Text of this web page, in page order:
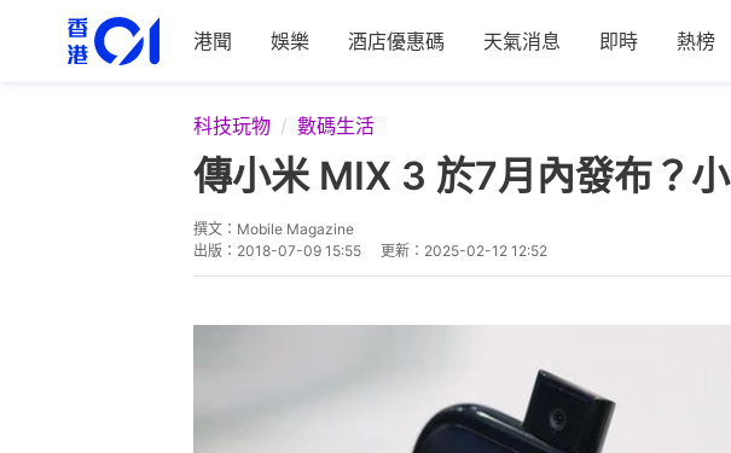
港聞 娛樂 酒店優惠碼 天氣消息 即時 熱榜
科技玩物 數碼生活
傳小米 MIX 3 於7月內發布？
撰文： Mobile Magazine
出版： 2018-07-09 15:55 更新： 2025-02-12 12:52